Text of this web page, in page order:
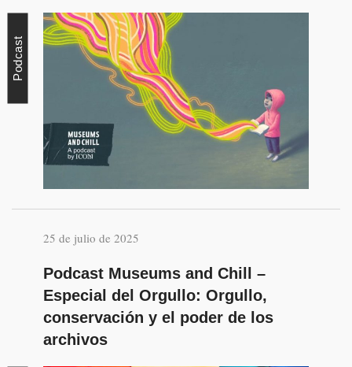
Podcast
25 de julio de 2025
Podcast Museums and Chill –
Especial del Orgullo: Orgullo,
conservación y el poder de los
archivos